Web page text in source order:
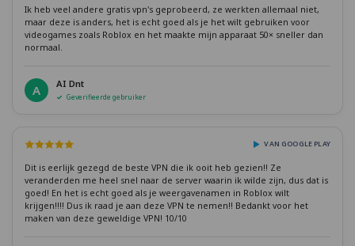
Ik heb veel andere gratis vpn's geprobeerd, ze werkten allemaal niet,
maar deze is anders, het is echt goed als je het wilt gebruiken voor
videogames zoals Roblox en het maakte mijn apparaat 50× sneller dan
normaal.
A AI Dnt
Geverifieerde gebruiker
VAN GOOGLE PLAY
Dit is eerlijk gezegd de beste VPN die ik ooit heb gezien!! Ze
veranderden me heel snel naar de server waarin ik wilde zijn, dus dat is
goed! En het is echt goed als je weergavenamen in Roblox wilt
krijgen!!!! Dus ik raad je aan deze VPN te nemen!! Bedankt voor het
maken van deze geweldige VPN! 10/10